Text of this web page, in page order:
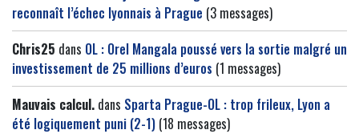
reconnaît l’échec lyonnais à Prague (3 messages)
Chris25 dans OL : Orel Mangala poussé vers la sortie malgré un
investissement de 25 millions d’euros (1 messages)
Mauvais calcul. dans Sparta Prague-OL : trop frileux, Lyon a
été logiquement puni (2-1) (18 messages)